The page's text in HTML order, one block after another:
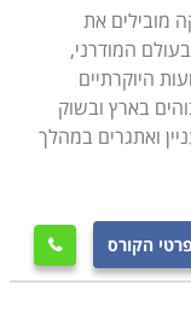
מובילים את
המודרני,
היוקרתיים
בארץ ובשוק
ואתגרים במהלך
פרטי הקורס 